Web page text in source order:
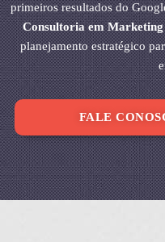
primeiros resultados do
Consultoria em
planejamento estratégico
FALE